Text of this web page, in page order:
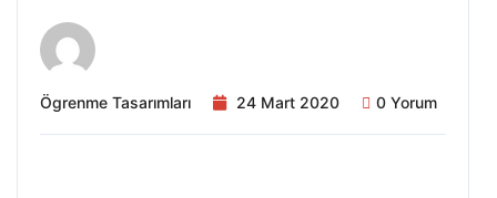
Ögrenme Tasarımları 24 Mart 2020 0 Yorum